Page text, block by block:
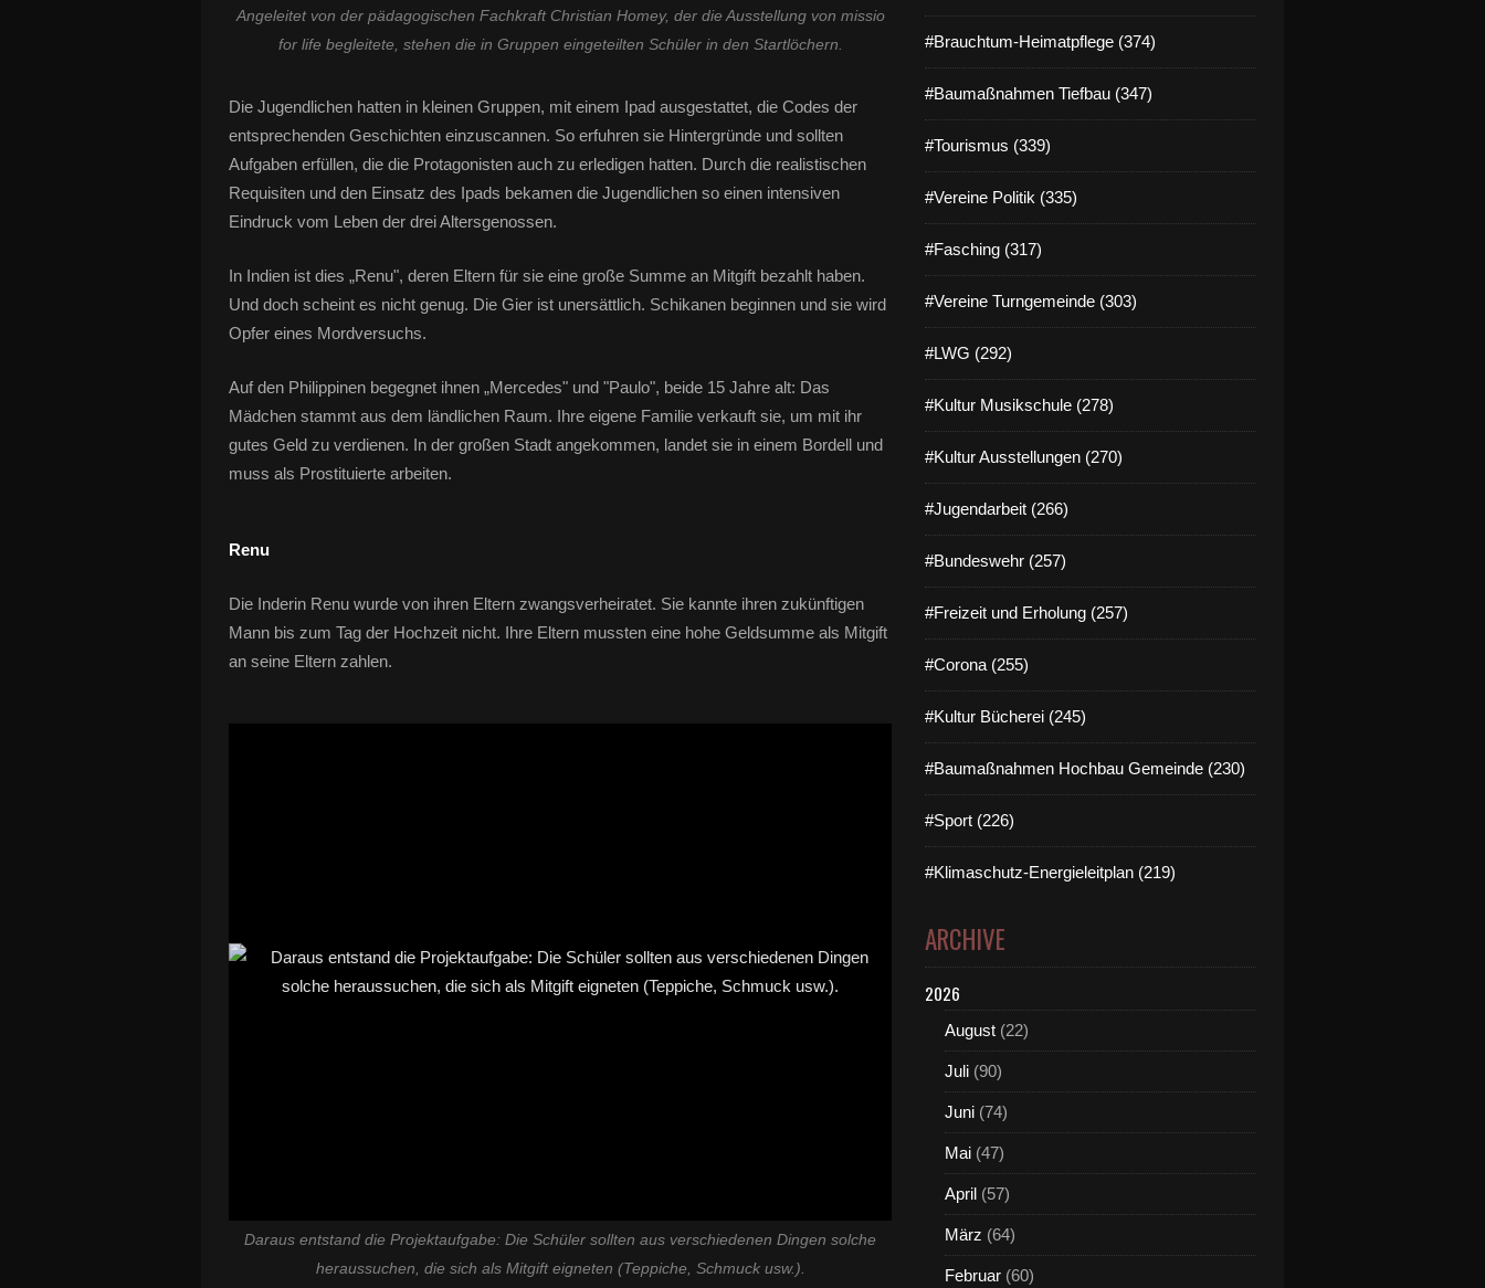
Angeleitet von der pädagogischen Fachkraft Christian Homey, der die Ausstellung von missio
for life begleitete, stehen die in Gruppen eingeteilten Schüler in den Startlöchern.
Die Jugendlichen hatten in kleinen Gruppen, mit einem Ipad ausgestattet, die Codes der
entsprechenden Geschichten einzuscannen. So erfuhren sie Hintergründe und sollten
Aufgaben erfüllen, die die Protagonisten auch zu erledigen hatten. Durch die realistischen
Requisiten und den Einsatz des Ipads bekamen die Jugendlichen so einen intensiven
Eindruck vom Leben der drei Altersgenossen.
In Indien ist dies „Renu", deren Eltern für sie eine große Summe an Mitgift bezahlt haben.
Und doch scheint es nicht genug. Die Gier ist unersättlich. Schikanen beginnen und sie wird
Opfer eines Mordversuchs.
Auf den Philippinen begegnet ihnen „Mercedes" und "Paulo", beide 15 Jahre alt: Das
Mädchen stammt aus dem ländlichen Raum. Ihre eigene Familie verkauft sie, um mit ihr
gutes Geld zu verdienen. In der großen Stadt angekommen, landet sie in einem Bordell und
muss als Prostituierte arbeiten.
Renu
Die Inderin Renu wurde von ihren Eltern zwangsverheiratet. Sie kannte ihren zukünftigen
Mann bis zum Tag der Hochzeit nicht. Ihre Eltern mussten eine hohe Geldsumme als Mitgift
an seine Eltern zahlen.
Daraus entstand die Projektaufgabe: Die Schüler sollten aus verschiedenen Dingen solche
heraussuchen, die sich als Mitgift eigneten (Teppiche, Schmuck usw.).
#Brauchtum-Heimatpflege (374)
#Baumaßnahmen Tiefbau (347)
#Tourismus (339)
#Vereine Politik (335)
#Fasching (317)
#Vereine Turngemeinde (303)
#LWG (292)
#Kultur Musikschule (278)
#Kultur Ausstellungen (270)
#Jugendarbeit (266)
#Bundeswehr (257)
#Freizeit und Erholung (257)
#Corona (255)
#Kultur Bücherei (245)
#Baumaßnahmen Hochbau Gemeinde (230)
#Sport (226)
#Klimaschutz-Energieleitplan (219)
ARCHIVE
2026
August (22)
Juli (90)
Juni (74)
Mai (47)
April (57)
März (64)
Februar (60)